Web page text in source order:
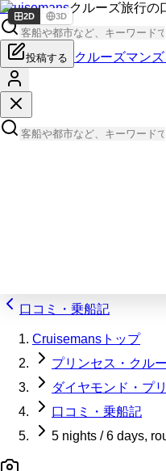
Cruisemansクルーズ旅行の
投稿する クルーズマン
口コミ・乗船記
Cruisemansトップ
プリンセス・クル
ダイヤモンド・プ
口コミ・乗船記
5 nights / 6 days,
2D 3D